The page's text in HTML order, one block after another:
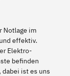
Notlage im
effektiv.
Elektro-
befinden
ist es uns